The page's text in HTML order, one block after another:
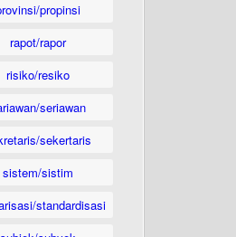
propinsi
rapot/rapor
risiko/resiko
seriawan
sekertaris
sistem/sistim
standardisasi